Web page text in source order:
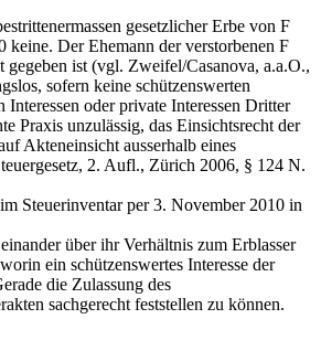
gesetzlicher Erbe von F
Der Ehemann der verstorbenen F
gegeben ist (vgl. Zweifel/Casanova, a.a.O.,
sofern keine schützenswerten
oder private Interessen Dritter
Praxis unzulässig, das Einsichtsrecht der
Akteneinsicht ausserhalb eines
2. Aufl., Zürich 2006, § 124 N.
Steuerinventar per 3. November 2010 in
über ihr Verhältnis zum Erblasser
ein schützenswertes Interesse der
die Zulassung des
sachgerecht feststellen zu können.